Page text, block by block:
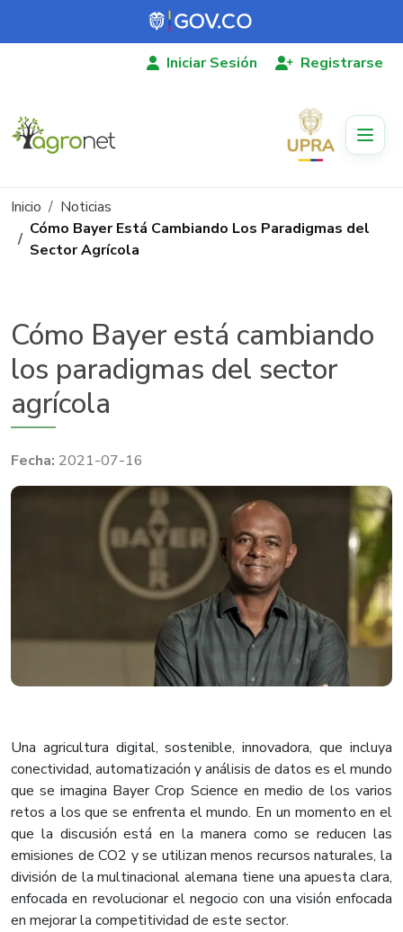
Pasar al contenido principal
Iniciar Sesión Registrarse
Ruta de navegación
Inicio
Noticias
Cómo Bayer Está Cambiando Los Paradigmas del
Sector Agrícola
Cómo Bayer está cambiando
los paradigmas del sector
agrícola
2021-07-16
Una agricultura digital, sostenible, innovadora, que incluya
conectividad, automatización y análisis de datos es el mundo
que se imagina Bayer Crop Science en medio de los varios
retos a los que se enfrenta el mundo. En un momento en el
que la discusión está en la manera como se reducen las
emisiones de CO2 y se utilizan menos recursos naturales, la
división de la multinacional alemana tiene una apuesta clara,
enfocada en revolucionar el negocio con una visión enfocada
en mejorar la competitividad de este sector.